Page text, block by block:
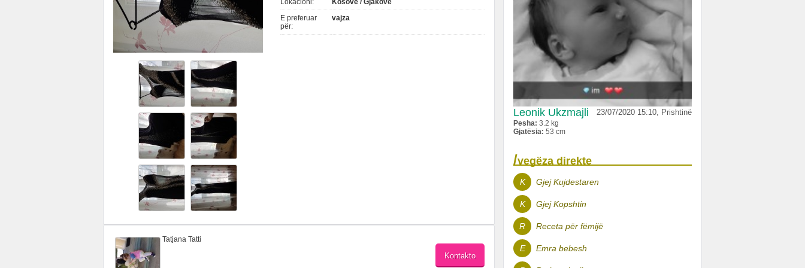
Lokacioni:
Kosovë / Gjakovë
E preferuar
për:
vajza
Tatjana Tatti
Leonik Ukzmajli 23/07/2020 15:10, Prishtinë
Pesha: 3.2 kg
Gjatësia: 53 cm
/vegëza direkte
K Gjej Kujdestaren
K Gjej Kopshtin
R Receta për fëmijë
E Emra bebesh